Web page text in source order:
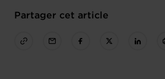
Partager cet article